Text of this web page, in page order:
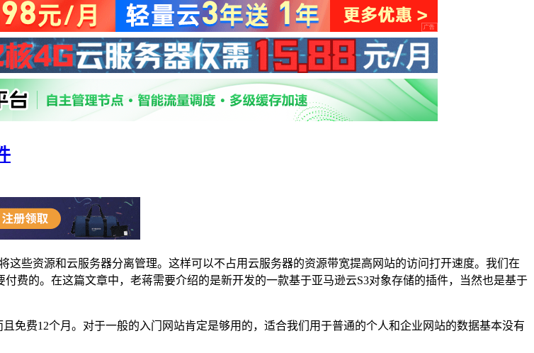
这些资源和云服务器分离管理。这样可以不占用云服务器的资源带宽提高网站的访问打开速度。我们在
费的。在这篇文章中，老蒋需要介绍的是新开发的一款基于亚马逊云S3对象存储的插件，当然也是基于
免费12个月。对于一般的入门网站肯定是够用的，适合我们用于普通的个人和企业网站的数据基本没有